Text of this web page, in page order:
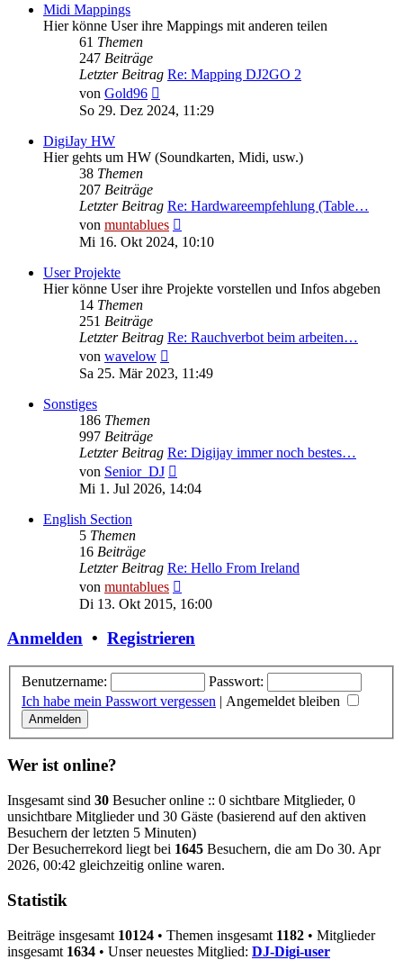
Midi Mappings
Hier könne User ihre Mappings mit anderen teilen
61 Themen
247 Beiträge
Letzter Beitrag Re: Mapping DJ2GO 2
von Gold96
Beitrag
So 29. Dez 2024, 11:29
DigiJay HW
Hier gehts um HW (Soundkarten, Midi, usw.)
38 Themen
207 Beiträge
Letzter Beitrag Re: Hardwareempfehlung (Table…
von muntablues
Beitrag
Mi 16. Okt 2024, 10:10
User Projekte
Hier könne User ihre Projekte vorstellen und Infos abgeben
14 Themen
251 Beiträge
Letzter Beitrag Re: Rauchverbot beim arbeiten…
von wavelow
Beitrag
Sa 25. Mär 2023, 11:49
Sonstiges
186 Themen
997 Beiträge
Letzter Beitrag Re: Digijay immer noch bestes…
von Senior_DJ
Beitrag
Mi 1. Jul 2026, 14:04
English Section
5 Themen
16 Beiträge
Letzter Beitrag Re: Hello From Ireland
von muntablues
Beitrag
Di 13. Okt 2015, 16:00
Anmelden • Registrieren
Benutzername:
Passwort:
Ich habe mein Passwort vergessen | Angemeldet bleiben
Wer ist online?
Insgesamt sind 30 Besucher online :: 0 sichtbare Mitglieder, 0
unsichtbare Mitglieder und 30 Gäste (basierend auf den aktiven
Besuchern der letzten 5 Minuten)
Der Besucherrekord liegt bei 1645 Besuchern, die am Do 30. Apr
2026, 00:42 gleichzeitig online waren.
Statistik
Beiträge insgesamt 10124 • Themen insgesamt 1182 • Mitglieder
insgesamt 1634 • Unser neuestes Mitglied: DJ-Digi-user